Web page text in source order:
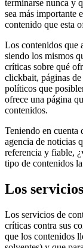
terminarse nunca y
sea más importante
contenido que esta
Los contenidos que
siendo los mismos
críticas sobre qué
clickbait, páginas
políticos que
ofrece una página
contenidos.
Teniendo en cuenta
agencia de noticias
referencia y fiable,
tipo de contenidos
Los
Los servicios de
críticas contra sus
que los contenidos